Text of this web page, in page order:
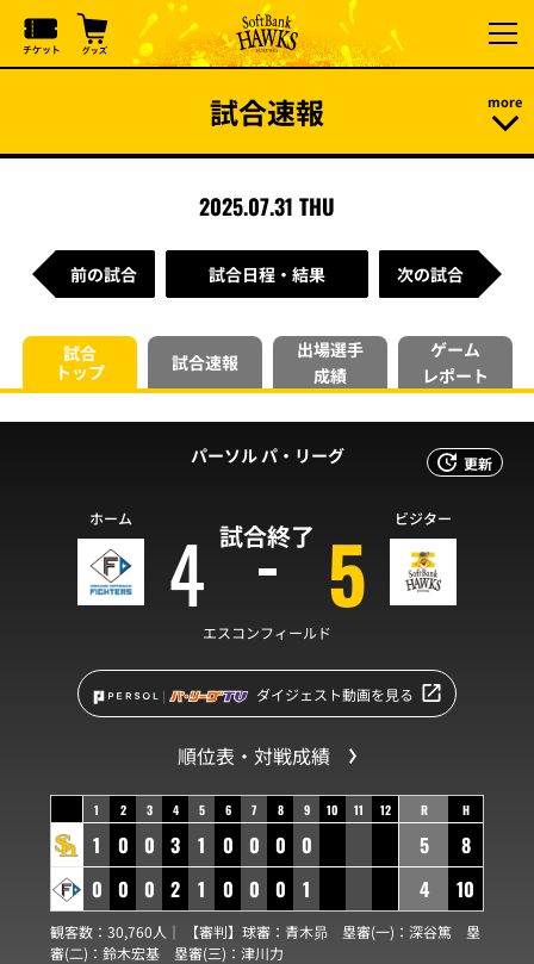
試合速報
2025.07.31 THU
前の試合 試合日程・結果 次の試合
試合
トップ
試合速報
出場選手
成績
ゲーム
レポート
更新
パーソル パ・リーグ
試合終了
ホーム 4 5 ビジター
エスコンフィールド
ダイジェスト動画を見る
順位表・対戦成績
1 2 3 4 5 6 7 8 9 10 11 12
1 0 0 3 1 0 0 0 0
0 0 0 2 1 0 0 0 1
R H
5
8
4
10
観客数：30,760人｜ 【審判】球審： 青木昴 塁審(一)： 深谷篤 塁
審(二)： 鈴木宏基 塁審(三)： 津川力